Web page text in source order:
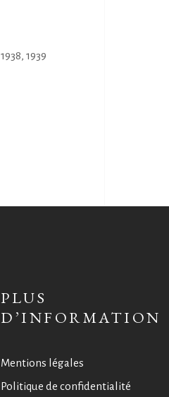
1938, 1939
PLUS
D’INFORMATION
Mentions légales
Politique de confidentialité